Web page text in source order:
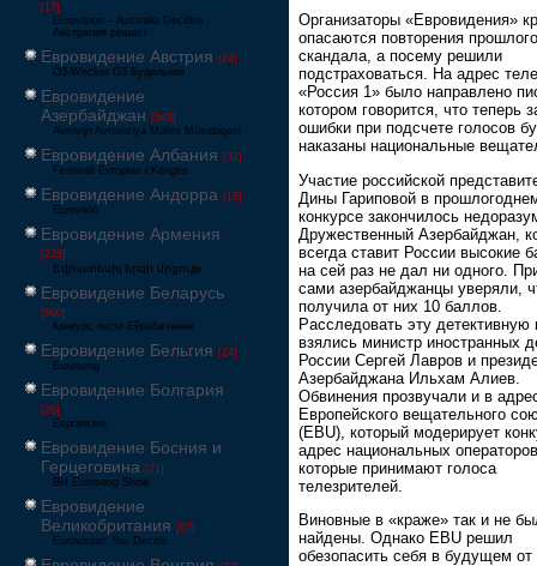
[17]
Eurovision – Australia Decides
Австралия решает
Евровидение Австрия [24]
Ö3-Wecker Ö3 Будильник
Евровидение
Азербайджан [549]
Avrovijn Avroviziya Mahnı Müsabiqəsi
Евровидение Албания [32]
Festivali Evropian i Këngës
Евровидение Андорра [15]
Eurovisió
Евровидение Армения
[228]
Եվրատեսիլ երգի մրցույթ
Евровидение Беларусь
[600]
Конкурс песні Еўрабачанне
Евровидение Бельгия [24]
Eurosong
Евровидение Болгария
[26]
Евровизия
Евровидение Босния и
Герцеговина [21]
BH Eurosong Show
Евровидение
Великобритания [67]
Eurovision: You Decide
Организаторы «Евровидения»
опасаются повторения
скандала, а посему решили
подстраховаться. На адрес
«Россия 1» было направлено
котором говорится, что теперь
ошибки при подсчете голосов
наказаны национальные
Участие российской
Дины Гариповой в
конкурсе закончилось
Дружественный Азербайджан,
всегда ставит России высокие
на сей раз не дал ни одного.
сами азербайджанцы уверяли,
получила от них 10 баллов.
Расследовать эту детективную
взялись министр иностранных
России Сергей Лавров и
Азербайджана Ильхам Алиев.
Обвинения прозвучали и в
Европейского вещательного
(EBU), который модерирует
адрес национальных
которые принимают голоса
телезрителей.
Виновные в «краже» так и не
найдены. Однако EBU решил
обезопасить себя в будущем от